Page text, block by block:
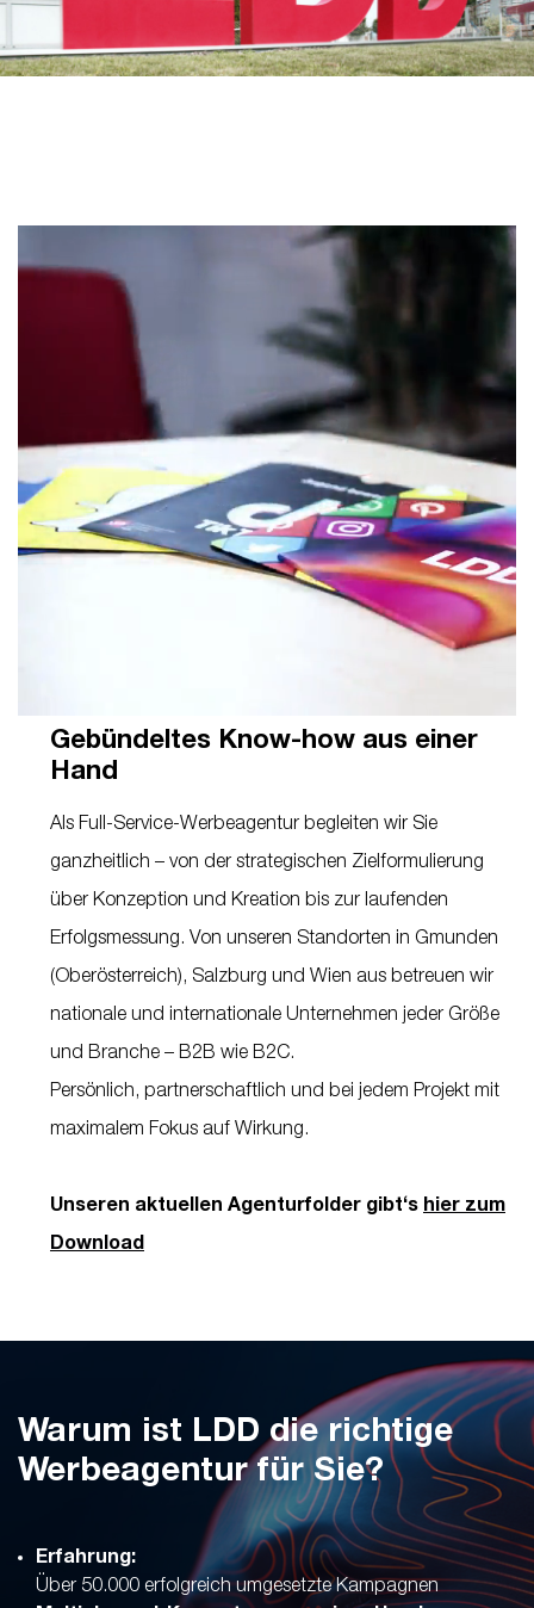
Gebündeltes Know-how aus einer
Hand
Als Full-Service-Werbeagentur begleiten wir Sie
ganzheitlich – von der strategischen Zielformulierung
über Konzeption und Kreation bis zur laufenden
Erfolgsmessung. Von unseren Standorten in Gmunden
(Oberösterreich), Salzburg und Wien aus betreuen wir
nationale und internationale Unternehmen jeder Größe
und Branche – B2B wie B2C.
Persönlich, partnerschaftlich und bei jedem Projekt mit
maximalem Fokus auf Wirkung.
Unseren aktuellen Agenturfolder gibt‘s hier zum
Download
Warum ist LDD die richtige
Werbeagentur für Sie?
Erfahrung:
Über 50.000 erfolgreich umgesetzte Kampagnen